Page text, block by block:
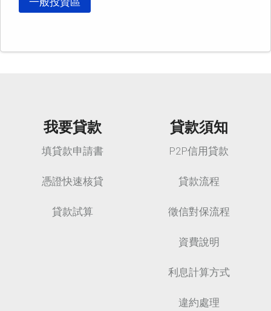
我要貸款
填貸款申請書
憑證快速核貸
貸款試算
貸款須知
P2P信用貸款
貸款流程
徵信對保流程
資費說明
利息計算方式
違約處理